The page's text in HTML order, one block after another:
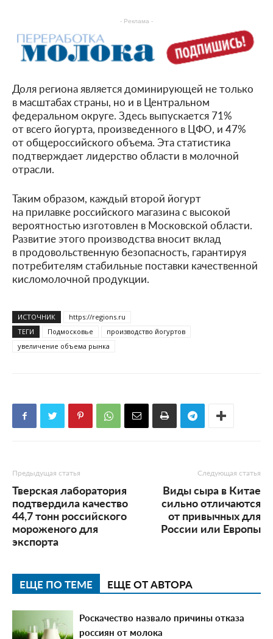
- Реклама -
Доля региона является доминирующей не только
в масштабах страны, но и в Центральном
федеральном округе. Здесь выпускается 71%
от всего йогурта, произведенного в ЦФО, и 47%
от общероссийского объема. Эта статистика
подтверждает лидерство области в молочной
отрасли.
Таким образом, каждый второй йогурт
на прилавке российского магазина с высокой
вероятностью изготовлен в Московской области.
Развитие этого производства вносит вклад
в продовольственную безопасность, гарантируя
потребителям стабильные поставки качественной
кисломолочной продукции.
ИСТОЧНИК
https://regions.ru
ТЕГИ
Подмосковье
производство йогуртов
увеличение объема рынка
Предыдущая статья
Тверская лаборатория
подтвердила качество
44,7 тонн российского
мороженого для
экспорта
Следующая статья
Виды сыра в Китае
сильно отличаются
от привычных для
России или Европы
ЕЩЕ ПО ТЕМЕ ЕЩЕ ОТ АВТОРА
Роскачество назвало причины отказа
россиян от молока